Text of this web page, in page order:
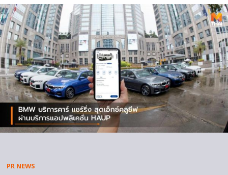
ไลฟ์สไตล์
PR NEWS